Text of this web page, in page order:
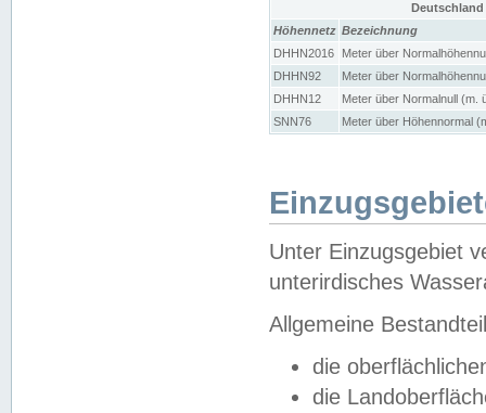
Höhennetz Bezeichnung
DHHN2016
Meter über
DHHN92
Meter über
DHHN12
Meter über Normalnull (m.
SNN76
Meter über Höhennormal
Unter Einzugsgebiet
unterirdisches
Allgemeine
die
die